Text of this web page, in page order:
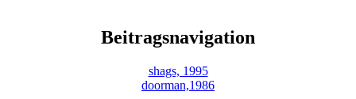
Beitragsnavigation
shags, 1995
doorman,1986